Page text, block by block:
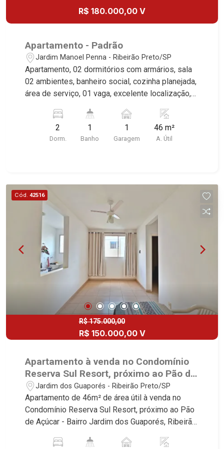
R$ 180.000,00 V
Apartamento - Padrão
Jardim Manoel Penna - Ribeirão Preto/SP
Apartamento, 02 dormitórios com armários, sala
02 ambientes, banheiro social, cozinha planejada,
área de serviço, 01 vaga, excelente localização,
referência no mercado imobiliário desde 2000.
Especialistas em Venda e Locação! Avenida
João Fiúsa, 1051 - Alto da Boa Vista | Ribeirão
2
Dorm.
1
Banho
1
Garagem
46 m²
A. Útil
Cód. 42516
R$ 175.000,00
R$ 150.000,00 V
Apartamento à venda no Condomínio
Reserva Sul Resort, próximo ao Pão de
Açucar - Ribeirão Preto/SP.
Jardim dos Guaporés - Ribeirão Preto/SP
Apartamento de 46m² de área útil à venda no
Condomínio Reserva Sul Resort, próximo ao Pão
de Açúcar - Bairro Jardim dos Guaporés, Ribeirão
imóvel que a Martinelli Imobiliária selecionou